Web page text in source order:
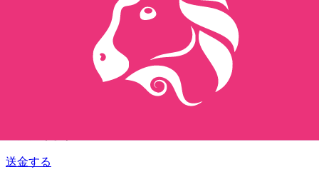
オンラインの送金が迅速、安全、簡単に行えます。ライブの
送金する